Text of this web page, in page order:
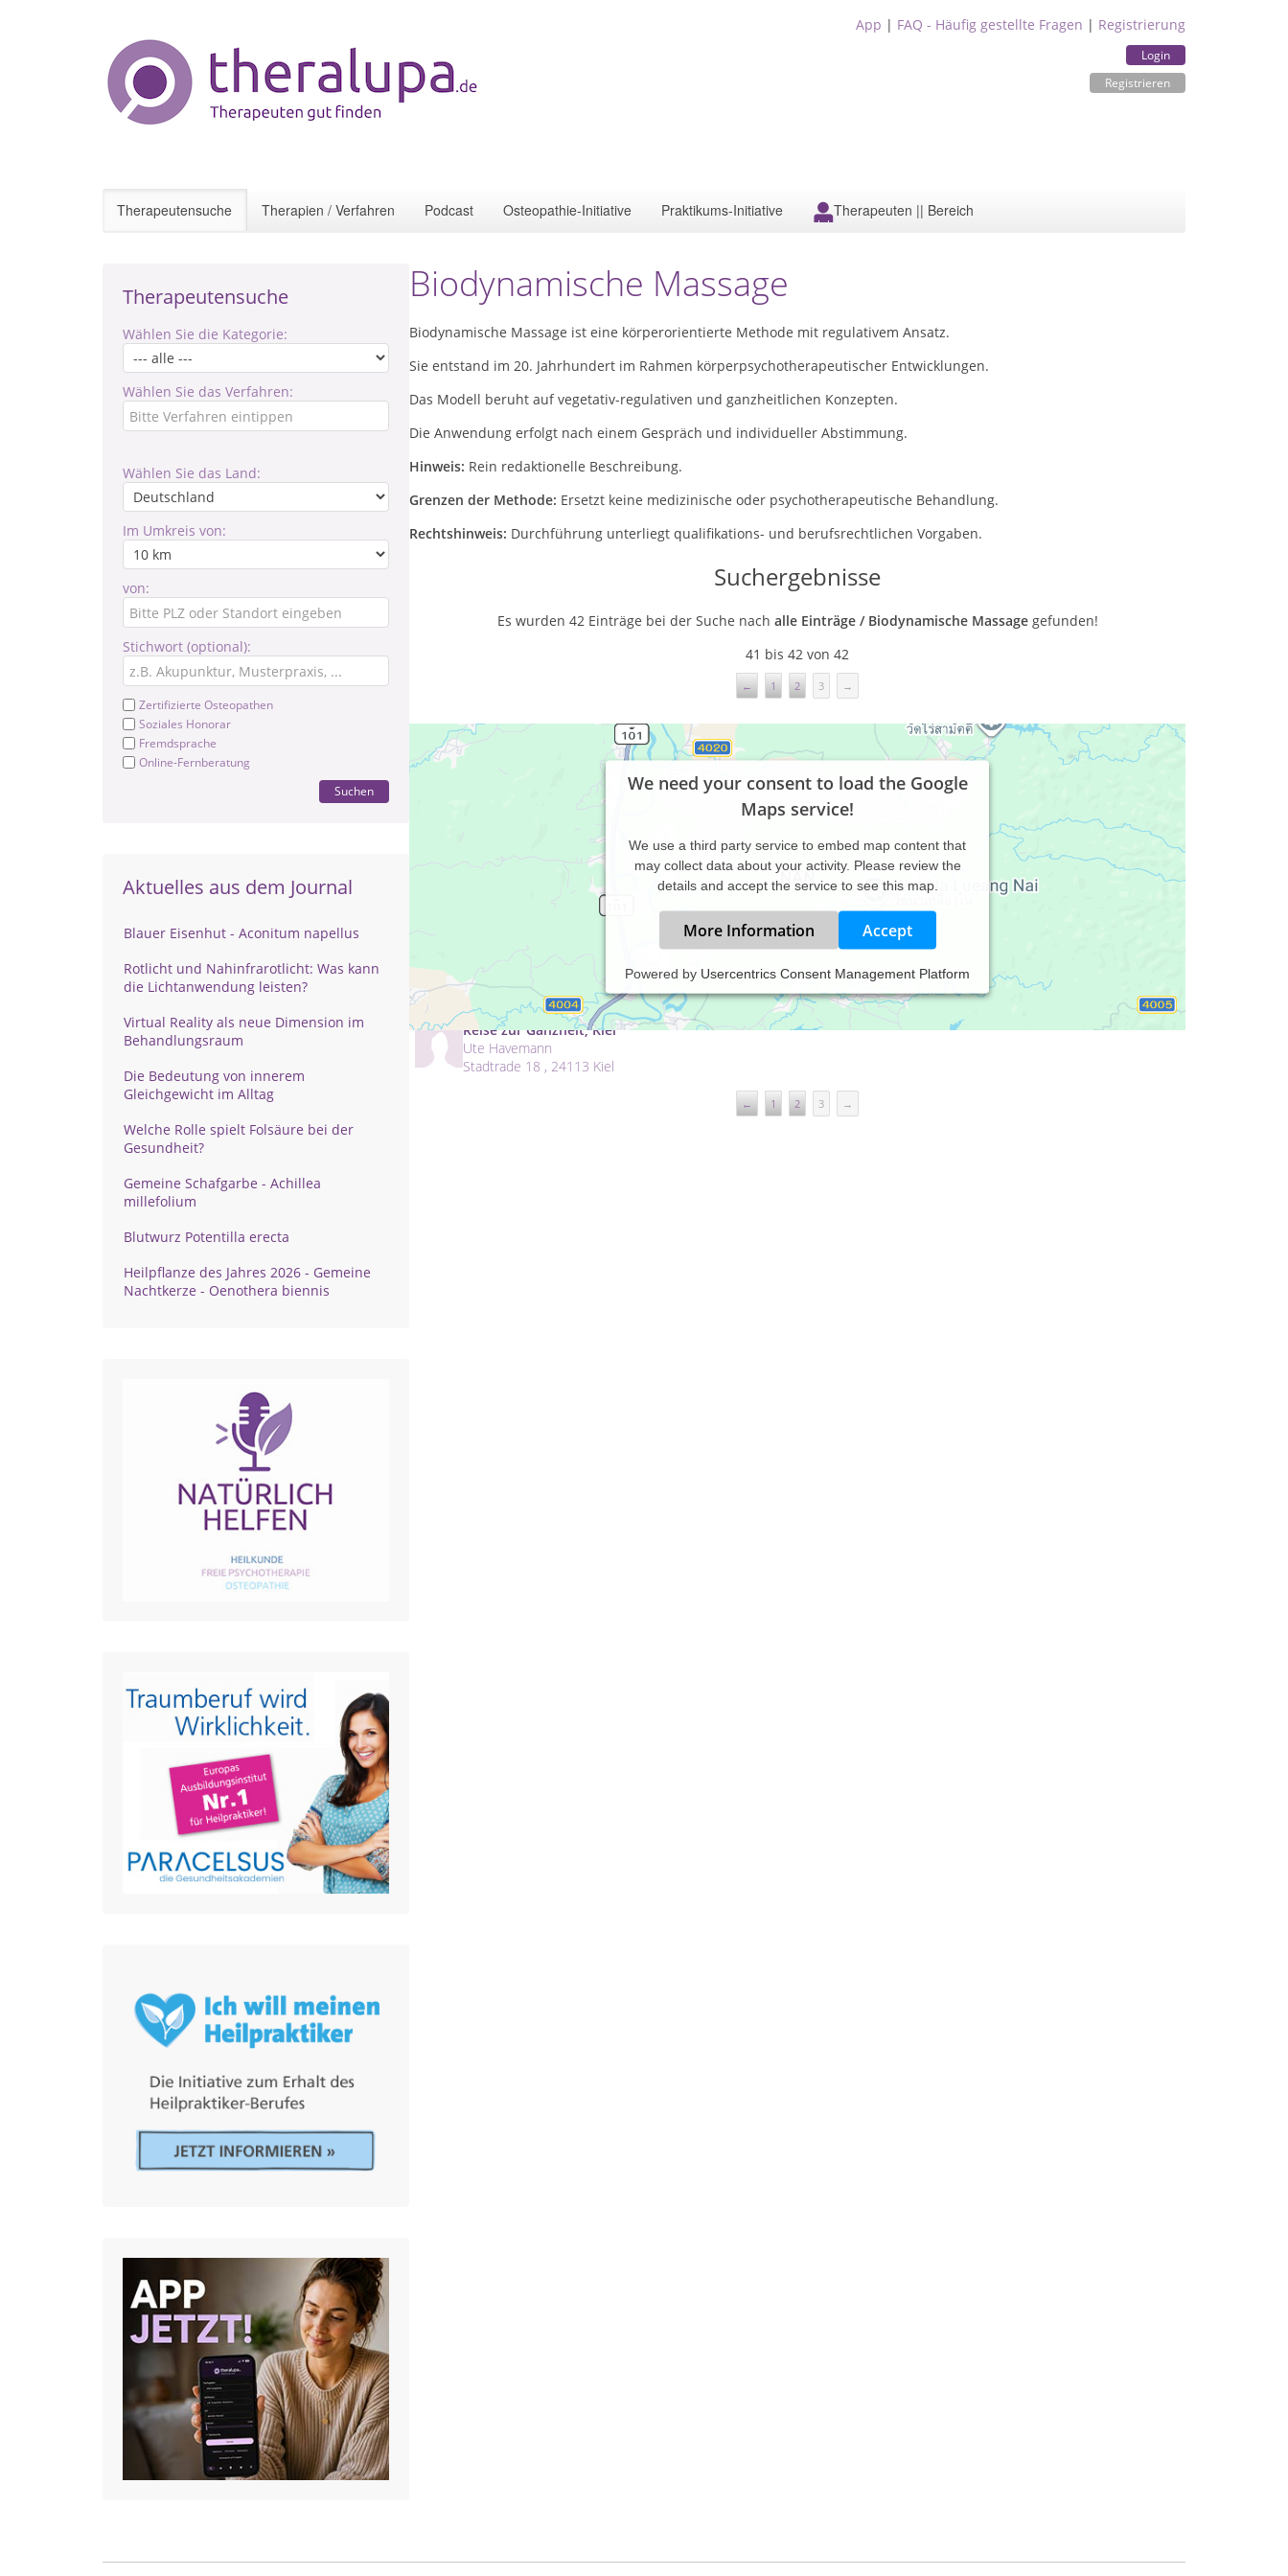
App | FAQ - Häufig gestellte Fragen | Registrierung
Login
Registrieren
Therapeutensuche Therapien / Verfahren Podcast Osteopathie-Initiative Praktikums-Initiative Therapeuten || Bereich
Therapeutensuche
Wählen Sie die Kategorie:
Wählen Sie das Verfahren:
Wählen Sie das Land:
Im Umkreis von:
von:
Stichwort (optional):
Zertifizierte Osteopathen
Soziales Honorar
Fremdsprache
Online-Fernberatung
Suchen
Aktuelles aus dem Journal
Blauer Eisenhut - Aconitum napellus
Rotlicht und Nahinfrarotlicht: Was kann
die Lichtanwendung leisten?
Virtual Reality als neue Dimension im
Behandlungsraum
Die Bedeutung von innerem
Gleichgewicht im Alltag
Welche Rolle spielt Folsäure bei der
Gesundheit?
Gemeine Schafgarbe - Achillea
millefolium
Blutwurz Potentilla erecta
Heilpflanze des Jahres 2026 - Gemeine
Nachtkerze - Oenothera biennis
Biodynamische Massage
Biodynamische Massage ist eine körperorientierte Methode mit regulativem Ansatz.
Sie entstand im 20. Jahrhundert im Rahmen körperpsychotherapeutischer Entwicklungen.
Das Modell beruht auf vegetativ-regulativen und ganzheitlichen Konzepten.
Die Anwendung erfolgt nach einem Gespräch und individueller Abstimmung.
Hinweis: Rein redaktionelle Beschreibung.
Grenzen der Methode: Ersetzt keine medizinische oder psychotherapeutische Behandlung.
Rechtshinweis: Durchführung unterliegt qualifikations- und berufsrechtlichen Vorgaben.
Suchergebnisse
Es wurden 42 Einträge bei der Suche nach alle Einträge / Biodynamische Massagegefunden!
41 bis 42 von 42
← 1 2 3 →
We need your consent to load the Google
Maps service!
We use a third party service to embed map content that
may collect data about your activity. Please review the
details and accept the service to see this map.
More Information Accept
Powered by Usercentrics Consent Management Platform
Praxis Neu-Anspach
Michaela Kümritz
Am Inchenberg 19 , 61267 Neu-Anspach
Reise zur Ganzheit, Kiel
Ute Havemann
Stadtrade 18 , 24113 Kiel
← 1 2 3 →